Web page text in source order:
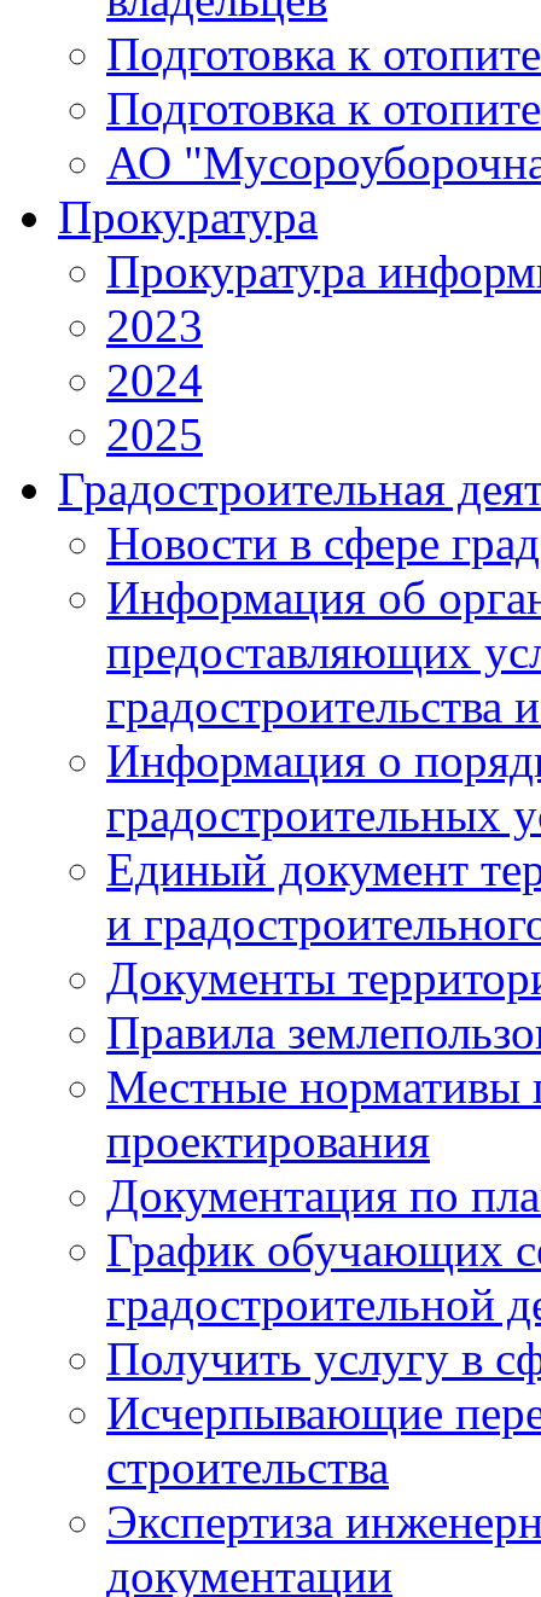
Подготовка к
Подготовка к
АО
Прокуратура
Прокуратура
2023
2024
2025
Градостроительная
Новости в сфере
Информация об
предоставляющих
градостроительства
Информация о
градостроительных
Единый документ
и
Документы
Правила
Местные нормативы
проектирования
Документация по
График обучающих
градостроительной
Получить услугу в
Исчерпывающие
строительства
Экспертиза
документации